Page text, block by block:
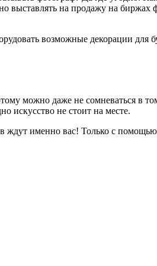
выставлять на продажу на биржах
возможные декорации для
можно даже не сомневаться в
искусство не стоит на месте.
ждут именно вас! Только с